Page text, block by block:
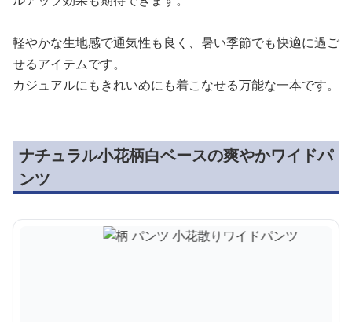
軽やかな生地感で通気性も良く、暑い季節でも快適に過ご
せるアイテムです。
カジュアルにもきれいめにも着こなせる万能な一本です。
ナチュラル小花柄白ベースの爽やかワイドパ
ンツ